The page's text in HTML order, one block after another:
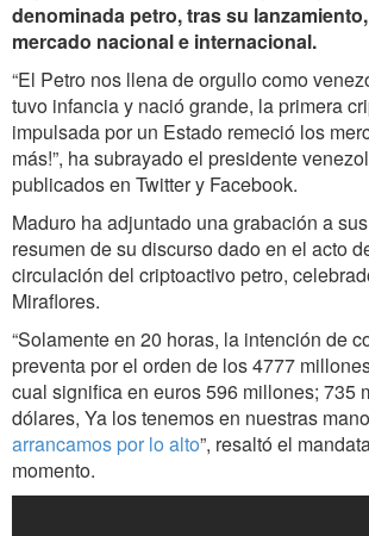
denominada petro, tras su
mercado nacional e internacional.
“El Petro nos llena de orgullo como
tuvo infancia y nació grande, la primera
impulsada por un Estado remeció los
más!”, ha subrayado el presidente
publicados en Twitter y Facebook.
Maduro ha adjuntado una grabación a
resumen de su discurso dado en el acto
circulación del criptoactivo petro,
Miraflores.
“Solamente en 20 horas, la intención de
preventa por el orden de los 4777
cual significa en euros 596 millones; 735
dólares, Ya los tenemos en nuestras
arrancamos por lo alto”, resaltó el
momento.